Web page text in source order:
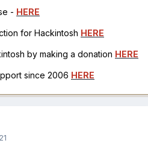
- HERE
for Hackintosh HERE
by making a donation HERE
since 2006 HERE